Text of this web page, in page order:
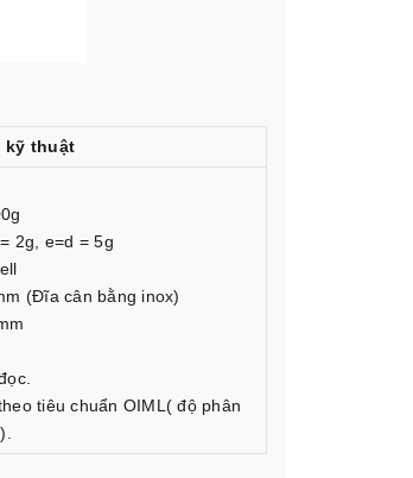
kỹ thuật
2g, e=d = 5g
(Đĩa cân bằng inox)
tiêu chuẩn OIML( độ phân